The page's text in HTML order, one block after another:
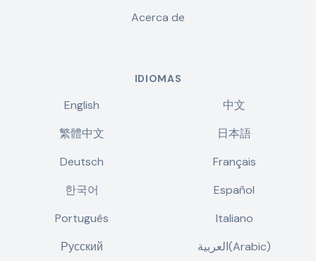
Acerca de
IDIOMAS
English
中文
繁體中文
日本語
Deutsch
Français
한국어
Español
Português
Italiano
Русский
العربية(Arabic)